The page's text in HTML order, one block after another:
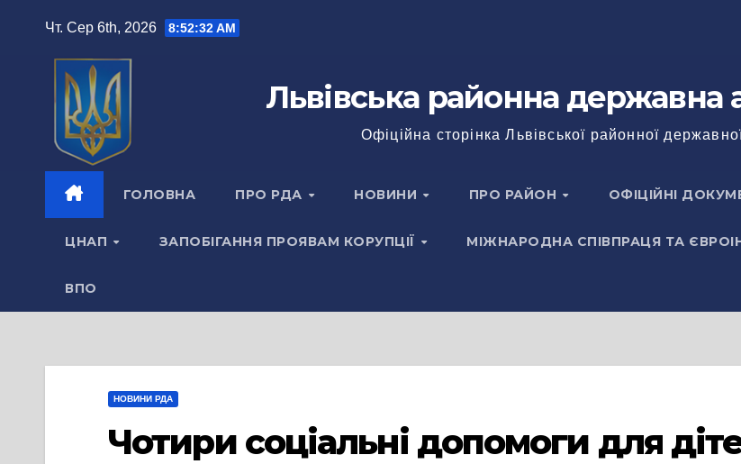
Чт. Сер 6th, 2026 8:52:33 AM
Львівська районна державна
Офіційна сторінка Львівської районної
ГОЛОВНА ПРО РДА НОВИНИ ПРО РАЙОН ОФІЦІЙНІ
ЦНАП ЗАПОБІГАННЯ ПРОЯВАМ КОРУПЦІЇ МІЖНАРОДНА СПІВПРАЦЯ ТА
ВПО
НОВИНИ РДА
Чотири соціальні допомоги для